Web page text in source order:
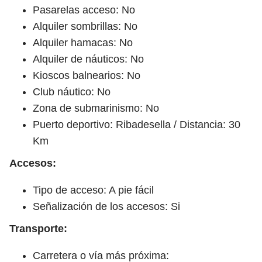
Pasarelas acceso: No
Alquiler sombrillas: No
Alquiler hamacas: No
Alquiler de náuticos: No
Kioscos balnearios: No
Club náutico: No
Zona de submarinismo: No
Puerto deportivo: Ribadesella / Distancia: 30
Km
Accesos:
Tipo de acceso: A pie fácil
Señalización de los accesos: Si
Transporte:
Carretera o vía más próxima: